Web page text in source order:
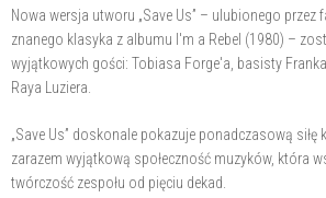
Nowa wersja utworu „Save Us” – ulubionego przez
znanego klasyka z albumu I'm a Rebel (1980) –
wyjątkowych gości: Tobiasa Forge'a, basisty
Raya Luziera.
„Save Us” doskonale pokazuje ponadczasową siłę
zarazem wyjątkową społeczność muzyków, która
twórczość zespołu od pięciu dekad.